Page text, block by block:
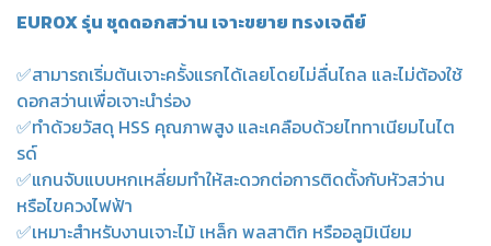
EUROX รุ่น ชุดดอกสว่าน เจาะขยาย ทรงเจดีย์
✅สามารถเริ่มต้นเจาะครั้งแรกได้เลยโดยไม่ลื่นไถล และไม่ต้องใช้
ดอกสว่านเพื่อเจาะนำร่อง
✅ทำด้วยวัสดุ HSS คุณภาพสูง และเคลือบด้วยไททาเนียมไนไต
รด์
✅แกนจับแบบหกเหลี่ยมทำให้สะดวกต่อการติดตั้งกับหัวสว่าน
หรือไขควงไฟฟ้า
✅เหมาะสำหรับงานเจาะไม้ เหล็ก พลสาติก หรืออลูมิเนียม